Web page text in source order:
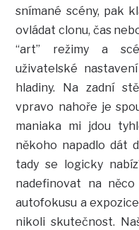
snímané scény, pak
ovládat clonu, čas
“art” režimy a
uživatelské
hladiny. Na zadní
vpravo nahoře je
maniaka mi jdou
někoho napadlo dát
tady se logicky
nadefinovat na
autofokusu a
nikoli skutečnost.